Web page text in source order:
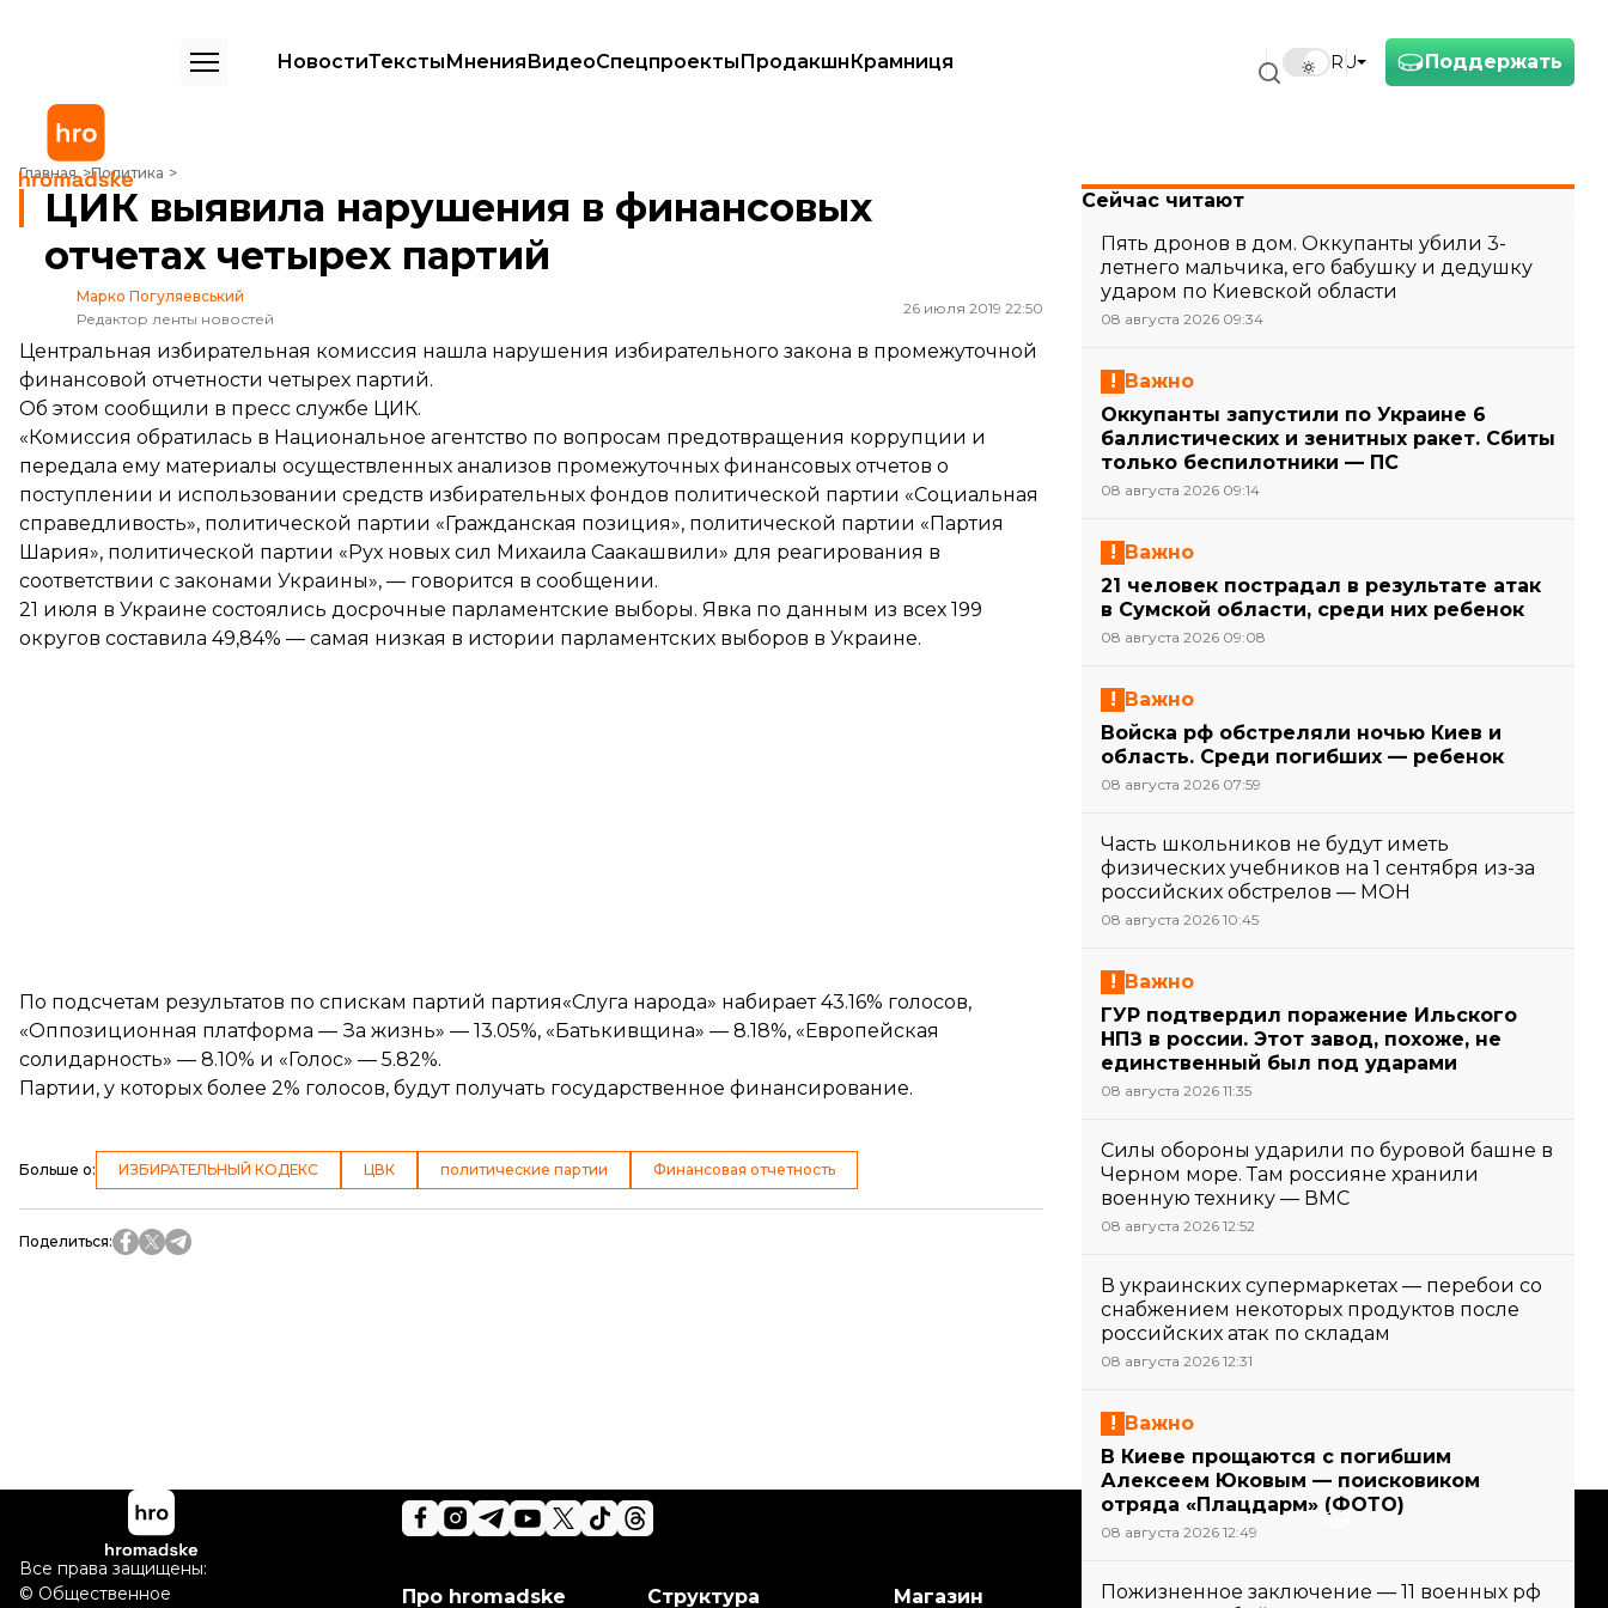
Поддержать
RU
НовостиТекстыМненияВидеоСпецпроектыПродакшнКрамниця
Главная Политика
ЦИК выявила нарушения в финансовых отчетах четырех партий
ЦИК выявила нарушения в финансовых
отчетах четырех партий
Марко Погуляевський
Редактор ленты новостей
26 июля 2019 22:50
Центральная избирательная комиссия нашла нарушения избирательного закона в промежуточной
финансовой отчетности четырех партий.
Об этом сообщили в пресс службе ЦИК.
«Комиссия обратилась в Национальное агентство по вопросам предотвращения коррупции и
передала ему материалы осуществленных анализов промежуточных финансовых отчетов о
поступлении и использовании средств избирательных фондов политической партии «Социальная
справедливость», политической партии «Гражданская позиция», политической партии «Партия
Шария», политической партии «Рух новых сил Михаила Саакашвили» для реагирования в
соответствии с законами Украины», — говорится в сообщении.
21 июля в Украине состоялись досрочные парламентские выборы. Явка по данным из всех 199
округов составила 49,84% — самая низкая в истории парламентских выборов в Украине.
По подсчетам результатов по спискам партий партия«Слуга народа» набирает 43.16% голосов,
«Оппозиционная платформа — За жизнь» — 13.05%, «Батькивщина» — 8.18%, «Европейская
солидарность» — 8.10% и «Голос» — 5.82%.
Партии, у которых более 2% голосов, будут получать государственное финансирование.
Больше о: ИЗБИРАТЕЛЬНЫЙ КОДЕКС ЦВК политические партии Финансовая отчетность
Поделиться:
Сейчас читают
Пять дронов в дом. Оккупанты убили 3-
летнего мальчика, его бабушку и дедушку
ударом по Киевской области
08 августа 2026 09:34
Важно
Оккупанты запустили по Украине 6
баллистических и зенитных ракет. Сбиты
только беспилотники — ПС
08 августа 2026 09:14
Важно
21 человек пострадал в результате атак
в Сумской области, среди них ребенок
08 августа 2026 09:08
Важно
Войска рф обстреляли ночью Киев и
область. Среди погибших — ребенок
08 августа 2026 07:59
Часть школьников не будут иметь
физических учебников на 1 сентября из-за
российских обстрелов — МОН
08 августа 2026 10:45
Важно
ГУР подтвердил поражение Ильского
НПЗ в россии. Этот завод, похоже, не
единственный был под ударами
08 августа 2026 11:35
Силы обороны ударили по буровой башне в
Черном море. Там россияне хранили
военную технику — ВМС
08 августа 2026 12:52
В украинских супермаркетах — перебои со
снабжением некоторых продуктов после
российских атак по складам
08 августа 2026 12:31
Важно
В Киеве прощаются с погибшим
Алексеем Юковым — поисковиком
отряда «Плацдарм» (ФОТО)
08 августа 2026 12:49
Пожизненное заключение — 11 военных рф
Поддержать
Поддержи hromadske.
Про hromadske Структура Магазин
Все права защищены:
© Общественное